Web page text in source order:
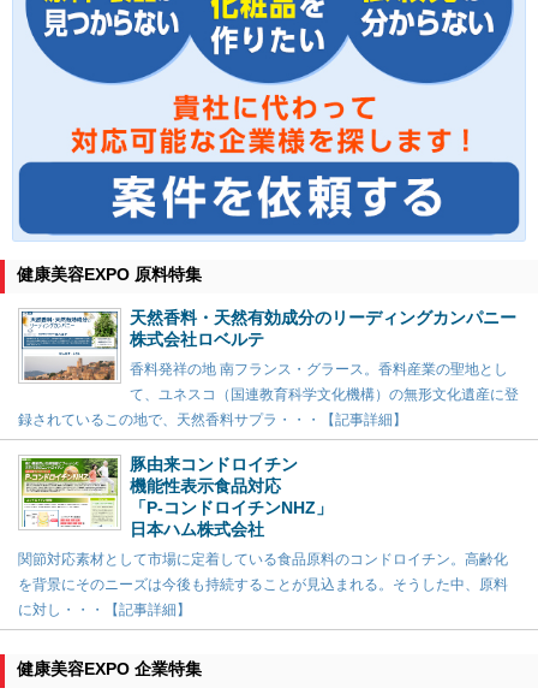
健康美容EXPO 原料特集
天然香料・天然有効成分のリーディングカンパニー
株式会社ロベルテ
香料発祥の地 南フランス・グラース。香料産業の聖地とし
て、ユネスコ（国連教育科学文化機構）の無形文化遺産に登
録されているこの地で、天然香料サプラ・・・【記事詳細】
豚由来コンドロイチン
機能性表示食品対応
「P-コンドロイチンNHZ」
日本ハム株式会社
関節対応素材として市場に定着している食品原料のコンドロイチン。高齢化
を背景にそのニーズは今後も持続することが見込まれる。そうした中、原料
に対し・・・【記事詳細】
健康美容EXPO 企業特集